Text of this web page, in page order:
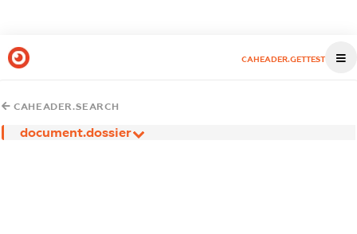
CAHEADER.GETTEST
CAHEADER.SEARCH
document.dossier